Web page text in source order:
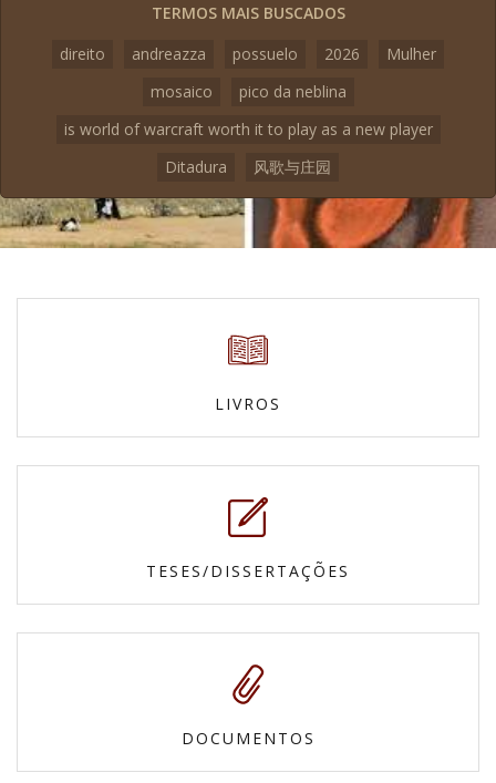
TERMOS MAIS BUSCADOS
direito
andreazza possuelo 2026
Mulher
mosaico
pico da neblina
is world of warcraft worth it to play as a new player
Ditadura
风歌与庄园
LIVROS
TESES/DISSERTAÇÕES
DOCUMENTOS